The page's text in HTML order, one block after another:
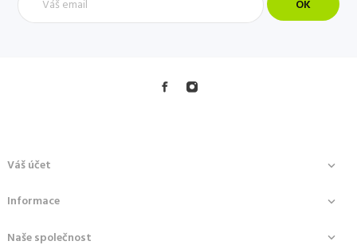
Váš účet 
Informace 
Naše společnost 